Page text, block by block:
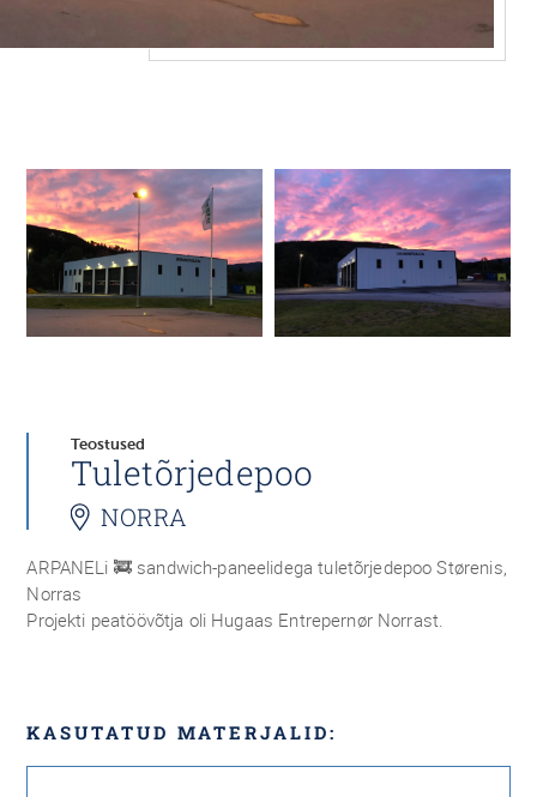
Teostused
Tuletõrjedepoo
NORRA
ARPANELi 🚒 sandwich-paneelidega tuletõrjedepoo Størenis,
Norras
Projekti peatöövõtja oli Hugaas Entrepernør Norrast.
KASUTATUD MATERJALID: